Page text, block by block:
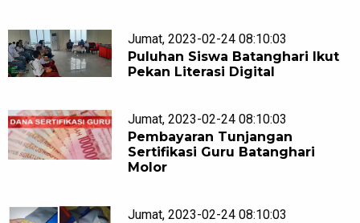
Jumat, 2023-02-24 08:10:03
Puluhan Siswa Batanghari Ikut
Pekan Literasi Digital
Jumat, 2023-02-24 08:10:03
Pembayaran Tunjangan
Sertifikasi Guru Batanghari
Molor
Jumat, 2023-02-24 08:10:03